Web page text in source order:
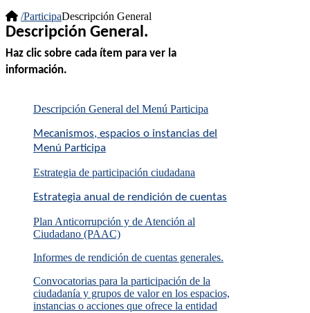
/ParticipaDescripción General
Descripción General.
Haz clic sobre cada ítem para ver la
información.​
Descripción General del Menú Participa
Mecanismos, espacios o instancias del
Menú Participa
Estrategia de participación ciudadana
Estrategia anual de rendición de cuentas
Plan Anticorrupción y de Atención al
Ciudadano (PAAC)
Informes de rendición de cuentas generales.
Convocatorias para la participación de la
ciudadanía y grupos de valor en los espacios,
instancias o acciones que ofrece la entidad